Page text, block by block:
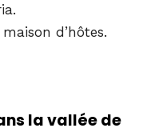
d’hôtes.
la vallée de